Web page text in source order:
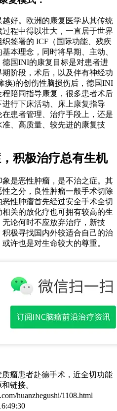
好。欧洲的康复医学从其传统
程中得以壮大，一直居于世界
签署的 ICF（国际功能、残疾
本理念，同时将早期、主动、
国INI的康复目标是对患者进
阶段，术后，以及伴有神经功
痪)的创伤性脑损伤后，德国INI
陪同指导康复，很多患者术后
行下床活动、床上康复指导
患者管理、治疗手段上，还是
、高质量、较先进的康复技
极治疗总有生机
是恶性肿瘤，是不治之症。其
之分，良性肿瘤一般手术切除
性肿瘤首先经过安全手术全切
关的放化疗也可拥有较高的生
论何时不应放弃治疗，新技
极寻找国内外较适合自己的治
许也是对生命较大的尊重。
瘤患者赴德手术，近全切功能
链接。
huanzhegushi/1108.html